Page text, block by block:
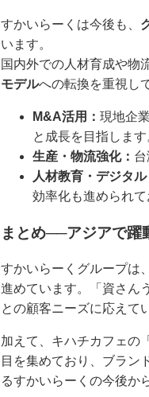
すかいらーくは今後も、
います。
国内外での人材育成や物
モデルへの転換を重視し
M&A活用： 現地企
と成長を目指しま
生産・物流強化：
人材教育・デジタ
効率化も進められ
まとめ──アジアで躍
すかいらーくグループは
進めています。「資さん
との顧客ニーズに応えて
加えて、キハチカフェの
目を集めており、ブラン
るすかいらーくの今後か